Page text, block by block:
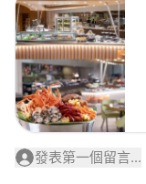
發表第一個留言...